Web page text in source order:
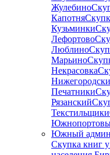
Жулебино
Капотня
Кузьминки
Лефортово
Люблино
Марьино
Некрасовка
Печатники
Рязанский
Текстильщики
Южный
Скупка книг у